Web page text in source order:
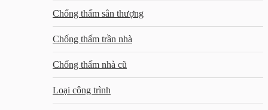
Chống thấm sân thượng
Chống thấm trần nhà
Chống thấm nhà cũ
Loại công trình